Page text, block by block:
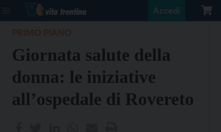
Accedi
Giornata salute della
donna: le iniziative
all’ospedale di Rovereto